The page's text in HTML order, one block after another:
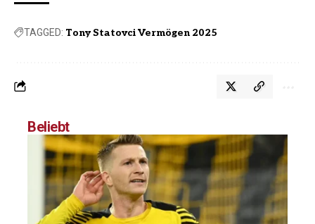
TAGGED: Tony Statovci Vermögen 2025
Beliebt